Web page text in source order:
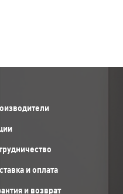
и оплата
и возврат